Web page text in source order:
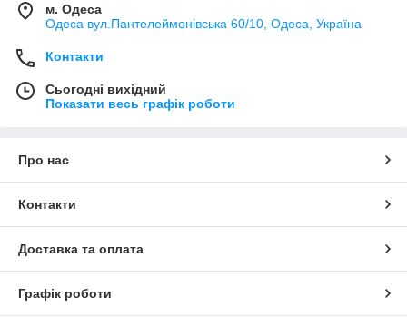
м. Одеса
Одеса вул.Пантелеймонівська 60/10, Одеса, Україна
Контакти
Сьогодні вихідний
Показати весь графік роботи
Про нас
Контакти
Доставка та оплата
Графік роботи